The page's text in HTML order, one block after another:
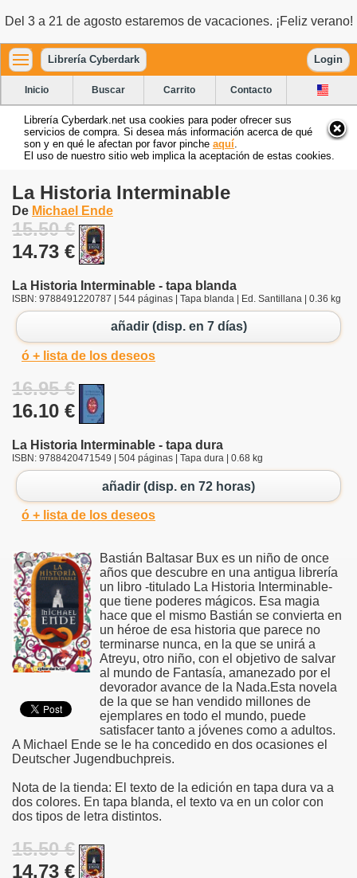
Del 3 a 21 de agosto estaremos de vacaciones. ¡Feliz verano!
Librería Cyberdark Login
Inicio Buscar Carrito Contacto
Librería Cyberdark.net usa cookies para poder ofrecer sus
servicios de compra. Si desea más información acerca de qué
son y en qué le afectan por favor pinche aquí
El uso de nuestro sitio web implica la aceptación de estas cookies.
La Historia Interminable
De Michael Ende
15.50 €
14.73 €
La Historia Interminable - tapa blanda
ISBN: 9788491220787 | 544 páginas | Tapa blanda | Ed. Santillana | 0.36 kg
añadir (disp. en 7 días)
ó + lista de los deseos
16.95 €
16.10 €
La Historia Interminable - tapa dura
ISBN: 9788420471549 | 504 páginas | Tapa dura | 0.68 kg
añadir (disp. en 72 horas)
ó + lista de los deseos
Bastián Baltasar Bux es un niño de once
años que descubre en una antigua librería
un libro -titulado La Historia Interminable-
que tiene poderes mágicos. Esa magia
hace que el mismo Bastián se convierta en
un héroe de esa historia que parece no
terminarse nunca, en la que se unirá a
Atreyu, otro niño, con el objetivo de salvar
al mundo de Fantasía, amanezado por el
devorador avance de la Nada.Esta novela
de la que se han vendido millones de
ejemplares en todo el mundo, puede
satisfacer tanto a jóvenes como a adultos.
A Michael Ende se le ha concedido en dos ocasiones el
Deutscher Jugendbuchpreis.
Nota de la tienda: El texto de la edición en tapa dura va a
dos colores. En tapa blanda, el texto va en un color con
dos tipos de letra distintos.
15.50 €
14.73 €